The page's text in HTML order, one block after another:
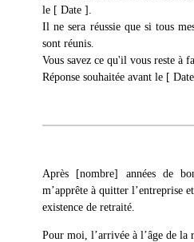
le [ Date ].
Il ne sera réussie que si tous
sont réunis.
Vous savez ce qu'il vous reste à
Réponse souhaitée avant le [
Après [nombre] années de
m’apprête à quitter l’entreprise
existence de retraité.
Pour moi, l’arrivée à l’âge de la